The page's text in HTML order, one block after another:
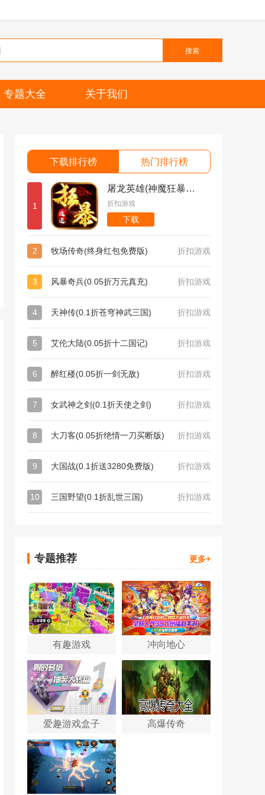
搜索
专题大全 关于我们
下载排行榜 热门排行榜
1
屠龙英雄(神魔狂暴攻速单职)
折扣游戏
下载
2 牧场传奇(终身红包免费版) 折扣游戏
3 风暴奇兵(0.05折万元真充) 折扣游戏
4 天神传(0.1折苍穹神武三国) 折扣游戏
5 艾伦大陆(0.05折十二国记) 折扣游戏
6 醉红楼(0.05折一剑无敌) 折扣游戏
7 女武神之剑(0.1折天使之剑) 折扣游戏
8 大刀客(0.05折绝情一刀买断版) 折扣游戏
9 大国战(0.1折送3280免费版) 折扣游戏
10 三国野望(0.1折乱世三国) 折扣游戏
专题推荐 更多+
有趣游戏 冲向地心
爱趣游戏盒子 高爆传奇